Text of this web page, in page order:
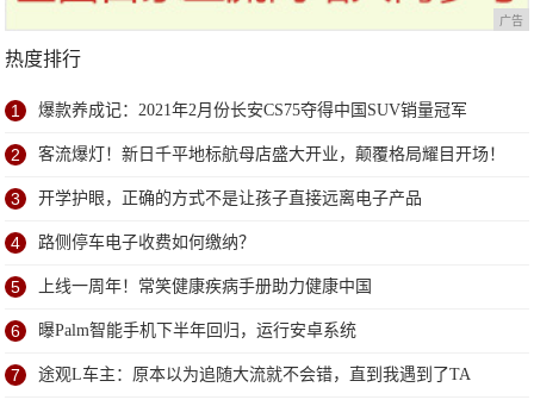
广告
热度排行
1 爆款养成记：2021年2月份长安CS75夺得中国SUV销量冠军
2 客流爆灯！新日千平地标航母店盛大开业，颠覆格局耀目开场！
3 开学护眼，正确的方式不是让孩子直接远离电子产品
4 路侧停车电子收费如何缴纳？
5 上线一周年！常笑健康疾病手册助力健康中国
6 曝Palm智能手机下半年回归，运行安卓系统
7 途观L车主：原本以为追随大流就不会错，直到我遇到了TA